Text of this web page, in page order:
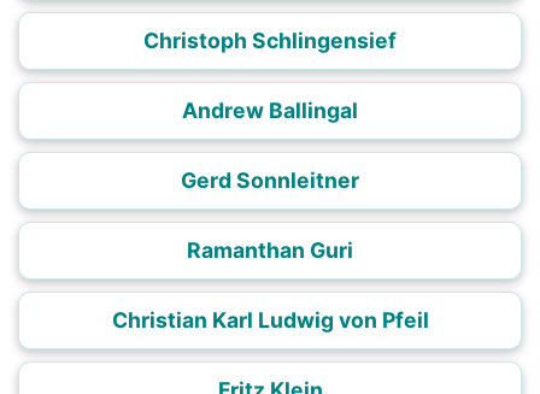
Christoph Schlingensief
Andrew Ballingal
Gerd Sonnleitner
Ramanthan Guri
Christian Karl Ludwig von Pfeil